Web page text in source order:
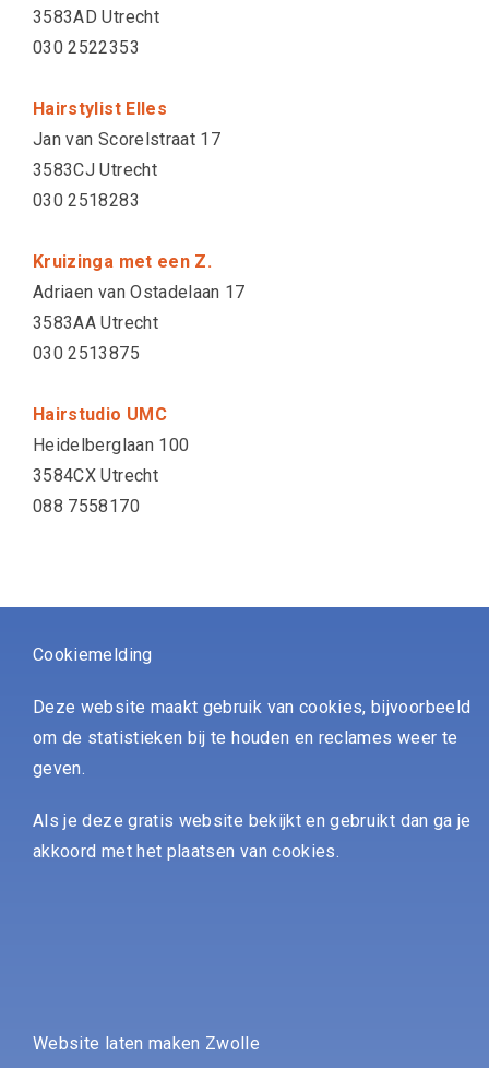
3583AD Utrecht
030 2522353
Hairstylist Elles
Jan van Scorelstraat 17
3583CJ Utrecht
030 2518283
Kruizinga met een Z.
Adriaen van Ostadelaan 17
3583AA Utrecht
030 2513875
Hairstudio UMC
Heidelberglaan 100
3584CX Utrecht
088 7558170
Cookiemelding
Deze website maakt gebruik van cookies, bijvoorbeeld
om de statistieken bij te houden en reclames weer te
geven.
Als je deze gratis website bekijkt en gebruikt dan ga je
akkoord met het plaatsen van cookies.
Website laten maken Zwolle